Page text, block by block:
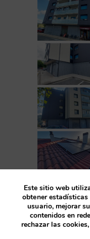
Antes
Este sitio web
obtener
usuario, mejorar
contenidos en
rechazar las